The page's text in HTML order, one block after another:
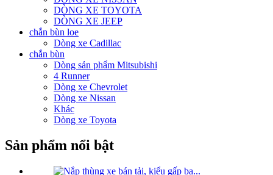
DÒNG XE TOYOTA
DÒNG XE JEEP
chắn bùn loe
Dòng xe Cadillac
chắn bùn
Dòng sản phẩm Mitsubishi
4 Runner
Dòng xe Chevrolet
Dòng xe Nissan
Khác
Dòng xe Toyota
Sản phẩm nổi bật